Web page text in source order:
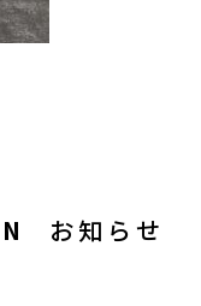
お知らせ